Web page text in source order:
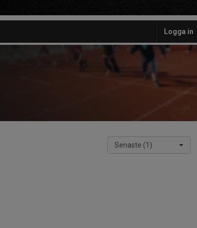
Logga in
Senaste (1)